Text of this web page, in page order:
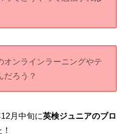
オンラインラーニングやテ
だろう？
月中旬に英検ジュニアのブロ